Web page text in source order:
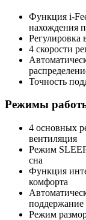
Функция i-
нахождения
Регулировка
4 скорости
Точность
Режимы
4 основных
вентиляция
Режим
сна
Функция
комфорта
поддержание
Режим